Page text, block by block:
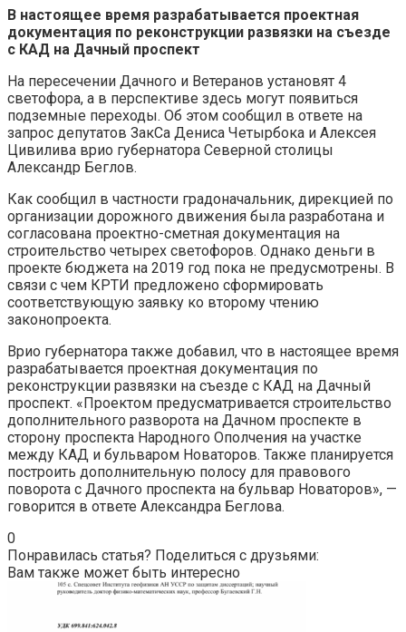
В настоящее время разрабатывается проектная
документация по реконструкции развязки на съезде
с КАД на Дачный проспект
На пересечении Дачного и Ветеранов установят 4
светофора, а в перспективе здесь могут появиться
подземные переходы. Об этом сообщил в ответе на
запрос депутатов ЗакСа Дениса Четырбока и Алексея
Цивилива врио губернатора Северной столицы
Александр Беглов.
Как сообщил в частности градоначальник, дирекцией по
организации дорожного движения была разработана и
согласована проектно-сметная документация на
строительство четырех светофоров. Однако деньги в
проекте бюджета на 2019 год пока не предусмотрены. В
связи с чем КРТИ предложено сформировать
соответствующую заявку ко второму чтению
законопроекта.
Врио губернатора также добавил, что в настоящее время
разрабатывается проектная документация по
реконструкции развязки на съезде с КАД на Дачный
проспект. «Проектом предусматривается строительство
дополнительного разворота на Дачном проспекте в
сторону проспекта Народного Ополчения на участке
между КАД и бульваром Новаторов. Также планируется
построить дополнительную полосу для правового
поворота с Дачного проспекта на бульвар Новаторов», —
говорится в ответе Александра Беглова.
0
Понравилась статья? Поделиться с друзьями:
Вам также может быть интересно